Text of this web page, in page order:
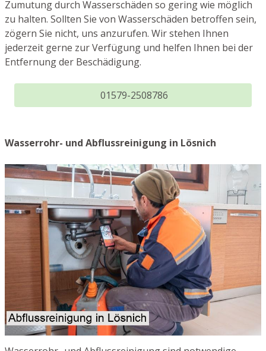
Zumutung durch Wasserschäden so gering wie möglich
zu halten. Sollten Sie von Wasserschäden betroffen sein,
zögern Sie nicht, uns anzurufen. Wir stehen Ihnen
jederzeit gerne zur Verfügung und helfen Ihnen bei der
Entfernung der Beschädigung.
01579-2508786
Wasserrohr- und Abflussreinigung in Lösnich